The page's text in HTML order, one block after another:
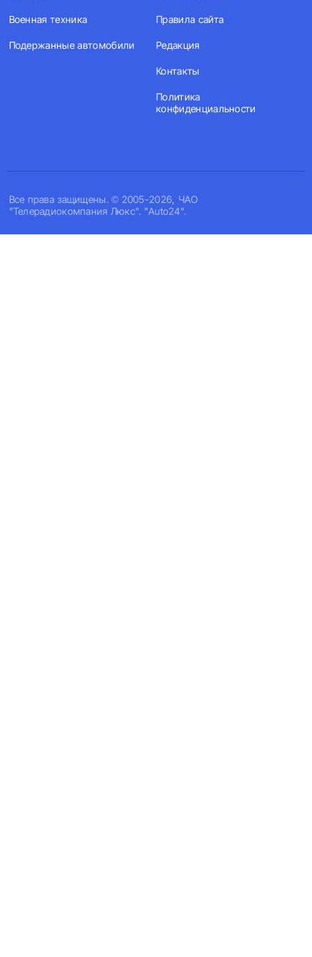
Все права защищены. © 2005-2026, ЧАО
"Телерадиокомпания Люкс". "Auto24".
Военная техника
Подержанные автомобили
Правила сайта
Редакция
Контакты
Политика
конфиденциальности